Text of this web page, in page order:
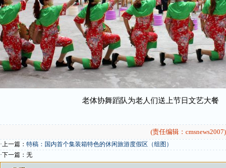
老体协舞蹈队为老人们送上节日文艺大餐
(责任编辑：cmsnews2007)
·上一篇： 特稿：国内首个集装箱特色的休闲旅游度假区（组图）
·下一篇：无